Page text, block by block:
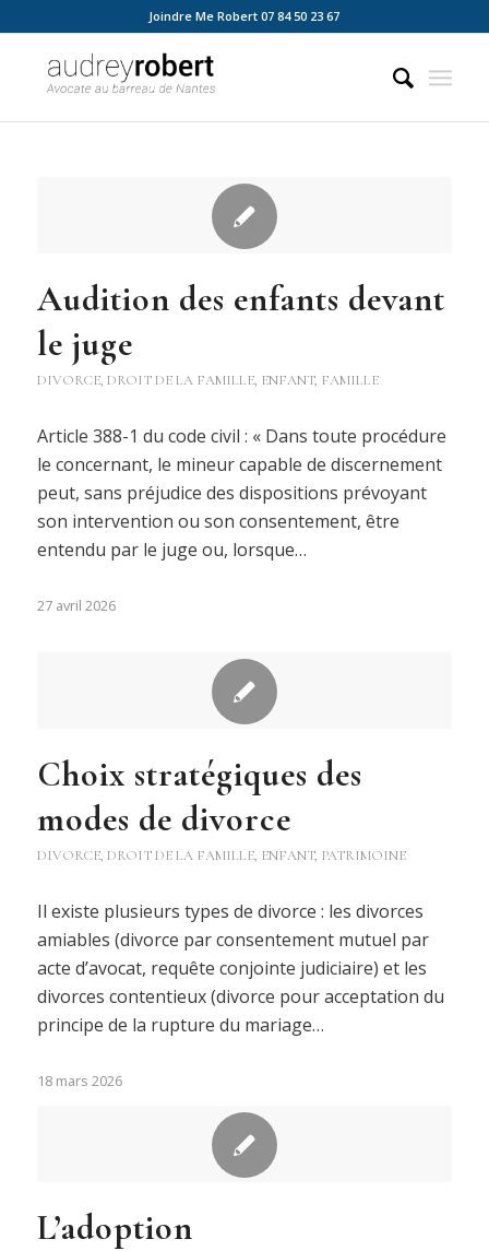
Joindre Me Robert 07 84 50 23 67
Audition des enfants devant
le juge
DIVORCE, DROIT DE LA FAMILLE, ENFANT, FAMILLE
Article 388-1 du code civil : « Dans toute procédure
le concernant, le mineur capable de discernement
peut, sans préjudice des dispositions prévoyant
son intervention ou son consentement, être
entendu par le juge ou, lorsque…
27 avril 2026
Choix stratégiques des
modes de divorce
DIVORCE, DROIT DE LA FAMILLE, ENFANT, PATRIMOINE
Il existe plusieurs types de divorce : les divorces
amiables (divorce par consentement mutuel par
acte d’avocat, requête conjointe judiciaire) et les
divorces contentieux (divorce pour acceptation du
principe de la rupture du mariage…
18 mars 2026
L’adoption